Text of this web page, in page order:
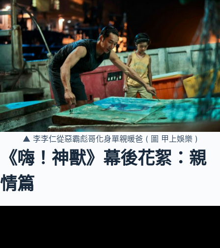
▲ 李李仁從惡霸彪哥化身單親暖爸 ( 圖 甲上娛樂 )
《嗨！神獸》幕後花絮：親
情篇